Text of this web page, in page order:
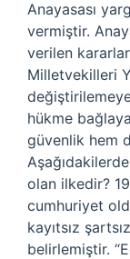
Anayasası
vermiştir.
verilen
Milletvekilleri
hükme
güvenlik hem
olan ilkedir?
cumhuriyet
kayıtsız
belirlemiştir.